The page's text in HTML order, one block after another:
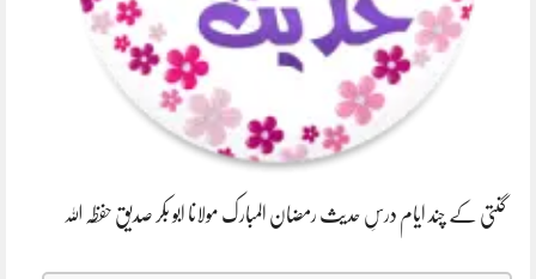
گنتی کے چند ایام درسِ حدیث رمضان المبارک مولانا ابو بکر صدیق حفظہ اللہ